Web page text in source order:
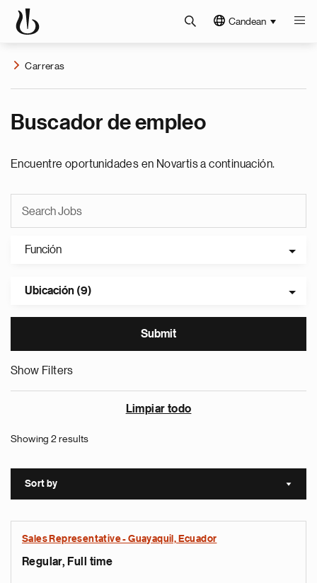
Candean
Carreras
Buscador de empleo
Encuentre oportunidades en Novartis a continuación.
Función
Ubicación (9)
Show Filters
Limpiar todo
Showing 2 results
Sort by Sort
Sales Representative - Guayaquil, Ecuador
Regular, Full time